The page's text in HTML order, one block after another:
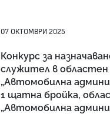
07 ОКТОМВРИ 2025
Конкурс за
служител в
„Автомобилна
1 щатна бройка,
„Автомобилна